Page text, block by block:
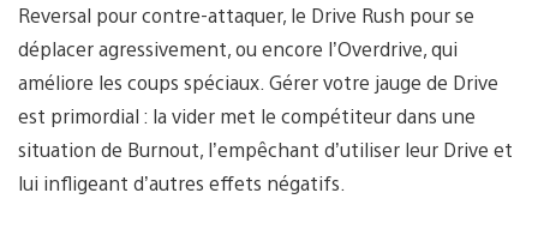
Reversal pour contre-attaquer, le Drive Rush pour se
déplacer agressivement, ou encore l’Overdrive, qui
améliore les coups spéciaux. Gérer votre jauge de Drive
est primordial : la vider met le compétiteur dans une
situation de Burnout, l’empêchant d’utiliser leur Drive et
lui infligeant d’autres effets négatifs.